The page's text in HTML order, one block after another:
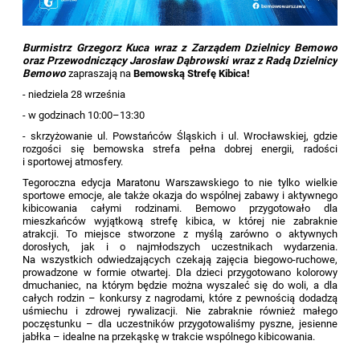
Burmistrz Grzegorz Kuca wraz z Zarządem Dzielnicy Bemowo
oraz Przewodniczący Jarosław Dąbrowski wraz z Radą Dzielnicy
Bemowo zapraszają naBemowską Strefę Kibica!
- niedziela 28 września
- w godzinach 10:00–13:30
- skrzyżowanie ul. Powstańców Śląskich i ul. Wrocławskiej, gdzie
rozgości się bemowska strefa pełna dobrej energii, radości
i sportowej atmosfery.
Tegoroczna edycja Maratonu Warszawskiego to nie tylko wielkie
sportowe emocje, ale także okazja do wspólnej zabawy i aktywnego
kibicowania całymi rodzinami. Bemowo przygotowało dla
mieszkańców wyjątkową strefę kibica, w której nie zabraknie
atrakcji. To miejsce stworzone z myślą zarówno o aktywnych
dorosłych, jak i o najmłodszych uczestnikach wydarzenia.
Na wszystkich odwiedzających czekają zajęcia biegowo-ruchowe,
prowadzone w formie otwartej. Dla dzieci przygotowano kolorowy
dmuchaniec, na którym będzie można wyszaleć się do woli, a dla
całych rodzin – konkursy z nagrodami, które z pewnością dodadzą
uśmiechu i zdrowej rywalizacji. Nie zabraknie również małego
poczęstunku – dla uczestników przygotowaliśmy pyszne, jesienne
jabłka – idealne na przekąskę w trakcie wspólnego kibicowania.